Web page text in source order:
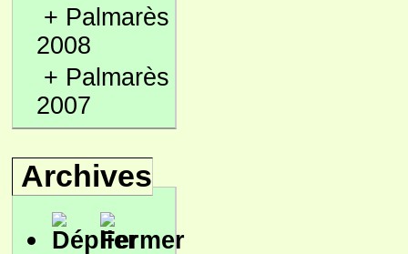
+ Palmarès
2008
+ Palmarès
2007
Archives